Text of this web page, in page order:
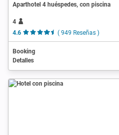
Aparthotel 4 huéspedes, con piscina
4
4.6
( 949 Reseñas )
Booking
Detalles